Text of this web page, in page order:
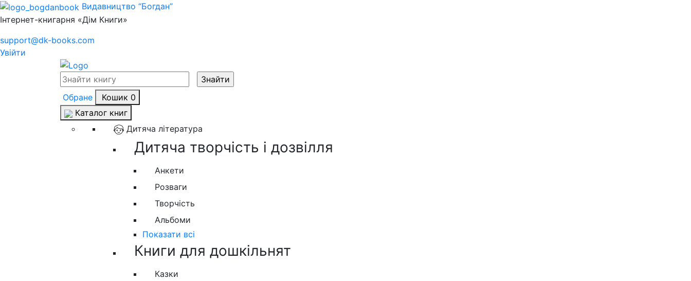
Видавництво “Богдан”
Інтернет-книгарня «Дім Книги»
support@dk-books.com
Увійти
Обране Кошик 0
Каталог книг
Дитяча література
Дитяча творчість і дозвілля
Анкети
Розваги
Творчість
Альбоми
Показати всі
Книги для дошкільнят
Казки